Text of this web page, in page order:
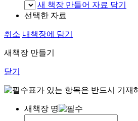
새 책장 만들어 자료 담기
선택한 자료
취소 내책장에 담기
새책장 만들기
닫기
표가 있는 항목은 반드시 기재
새책장 명